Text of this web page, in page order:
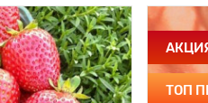
ТОП